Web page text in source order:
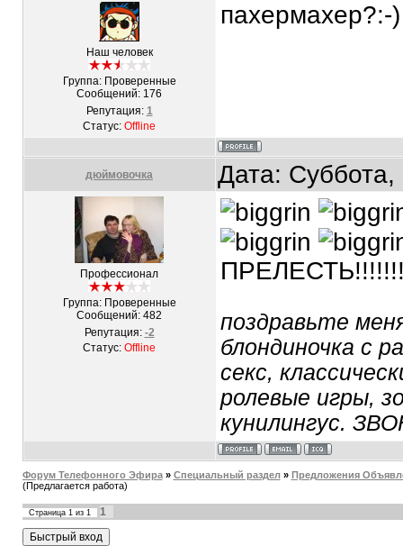
Наш человек
Группа: Проверенные
Сообщений: 176
Репутация: 1
Статус: Offline
пахермахер?:-)
дюймовочка Дата:
Профессионал
Группа: Проверенные
Сообщений: 482
Репутация: -2
Статус: Offline
поздравьте
блондиночка с
секс,
ролевые игры,
кунилингус.
Форум Телефонного Эфира » Специальный раздел » Предложения
(Предлагается работа)
Страница 1из 1 1